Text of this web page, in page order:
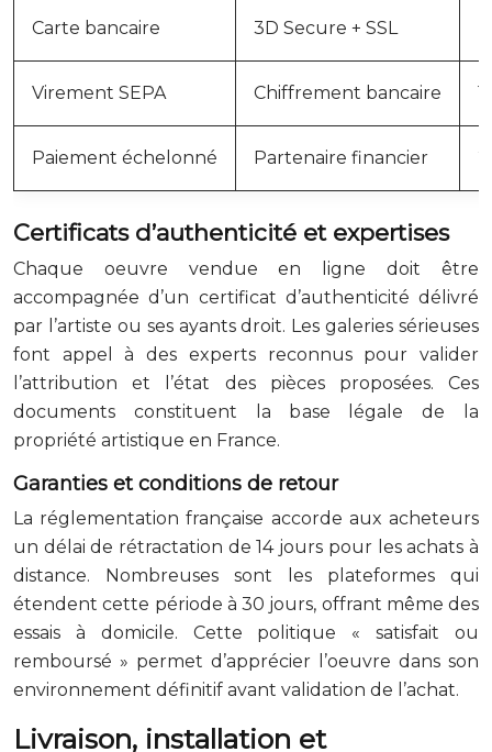
Carte bancaire 3D Secure + SSL
Virement SEPA Chiffrement bancaire
Paiement échelonné Partenaire financier
Certificats d’authenticité et expertises
Chaque oeuvre vendue en ligne doit être
accompagnée d’un certificat d’authenticité délivré
par l’artiste ou ses ayants droit. Les galeries sérieuses
font appel à des experts reconnus pour valider
l’attribution et l’état des pièces proposées. Ces
documents constituent la base légale de la
propriété artistique en France.
Garanties et conditions de retour
La réglementation française accorde aux acheteurs
un délai de rétractation de 14 jours pour les achats à
distance. Nombreuses sont les plateformes qui
étendent cette période à 30 jours, offrant même des
essais à domicile. Cette politique « satisfait ou
remboursé » permet d’apprécier l’oeuvre dans son
environnement définitif avant validation de l’achat.
Livraison, installation et